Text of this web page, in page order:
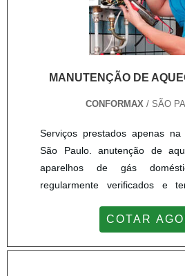
MANUTENÇÃO DE
CONFORMAX / SÃO
Serviços prestados apenas
São Paulo. anutenção de
aparelhos de gás
regularmente verificados e
função e a segurança
manutenção de aquecedor
COTAR